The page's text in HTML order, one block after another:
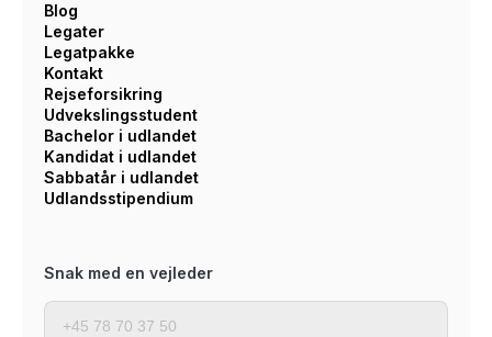
Blog
Legater
Legatpakke
Kontakt
Rejseforsikring
Udvekslingsstudent
Bachelor i udlandet
Kandidat i udlandet
Sabbatår i udlandet
Udlandsstipendium
Snak med en vejleder